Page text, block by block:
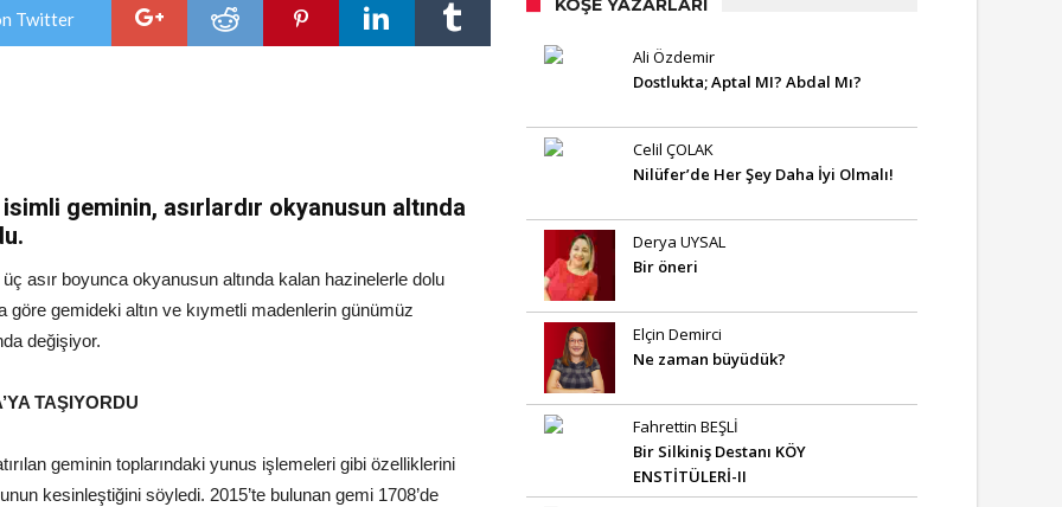
bulundu
için
Twitter
geminin, asırlardır okyanusun altında
asır boyunca okyanusun altında kalan hazinelerle dolu
göre gemideki altın ve kıymetli madenlerin günümüz
değişiyor.
TAŞIYORDU
geminin toplarındaki yunus işlemeleri gibi özelliklerini
kesinleştiğini söyledi. 2015’te bulunan gemi 1708’de
KÖŞE YAZARLARI
Ali Özdemir
Dostlukta; Aptal MI? Abdal Mı?
Celil ÇOLAK
Nilüfer’de Her Şey Daha İyi Olmalı!
Derya UYSAL
Bir öneri
Elçin Demirci
Ne zaman büyüdük?
Fahrettin BEŞLİ
Bir Silkiniş Destanı KÖY
ENSTİTÜLERİ-II